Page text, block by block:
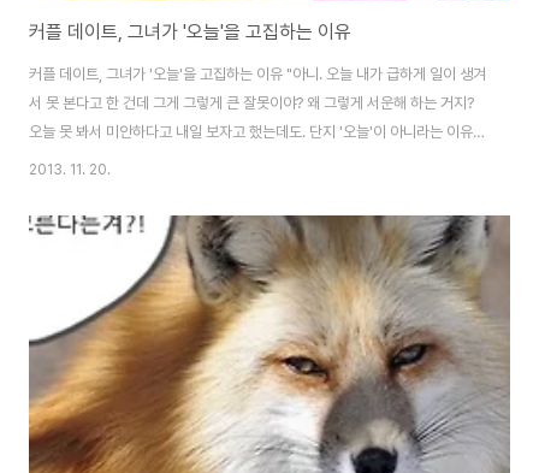
커플 데이트, 그녀가 '오늘'을 고집하는 이유
커플 데이트, 그녀가 '오늘'을 고집하는 이유 "아니. 오늘 내가 급하게 일이 생겨
서 못 본다고 한 건데 그게 그렇게 큰 잘못이야? 왜 그렇게 서운해 하는 거지?
오늘 못 봐서 미안하다고 내일 보자고 했는데도. 단지 '오늘'이 아니라는 이유
로…" "그러게. 대책 없이 못봐! 도 아니고… 일이 있어서 오늘 못보고 내일 보자
늘 약속이 있었는데 회사 회식으로 인해 부득이하게 내일 만나자고 이야기 꺼
냈다가 날벼락을 맞았다며 투덜거리던 직장 동료. 회식도 회사 업무의 연장선
으로 보는 보수적인 회사 분위기로 인해 회식을 빠지는 것도 좀 그렇고. 그렇다
고 마냥 여자친구에게 회식 끝날 때까지 기다려 달라고 할 수도 없는 노릇. 같은
직장 동료..
2013. 11. 20.